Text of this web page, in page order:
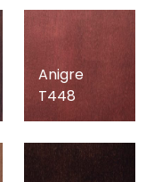
Anigre
T448